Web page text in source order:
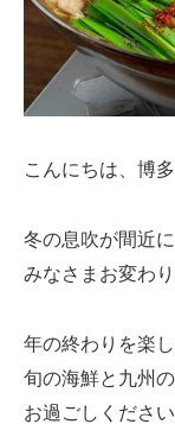
こんにちは、博
冬の息吹が間近
みなさまお変わ
年の終わりを楽
旬の海鮮と九州
お過ごしくださ